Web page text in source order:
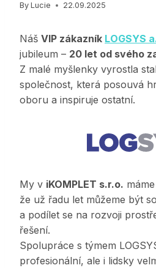
By Lucie 22.09.2025
Náš VIP zákazník LOGSYS
jubileum – 20 let od svého
Z malé myšlenky vyrostla
společnost, která posouvá
oboru a inspiruje ostatní.
My v iKOMPLET s.r.o.
že už řadu let můžeme být
a podílet se na rozvoji
řešení.
Spolupráce s týmem
profesionální, ale i lidsky